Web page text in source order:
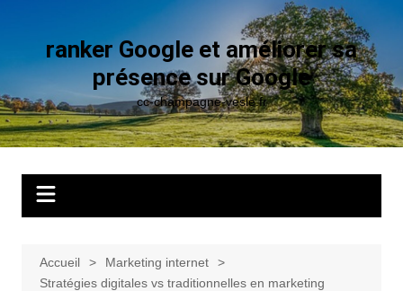
contenuranker Google et améliorer sa
présence sur Google
cc-champagne-vesle.fr
Accueil
Marketing internet
Stratégies digitales vs traditionnelles en marketing